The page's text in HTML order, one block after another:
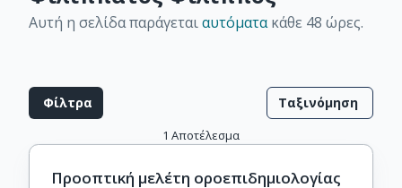
Αυτή η σελίδα παράγεταιαυτόματακάθε 48 ώρες.
Φίλτρα Ταξινόμηση
1 Αποτέλεσμα
Προοπτική μελέτη οροεπιδημιολογίας